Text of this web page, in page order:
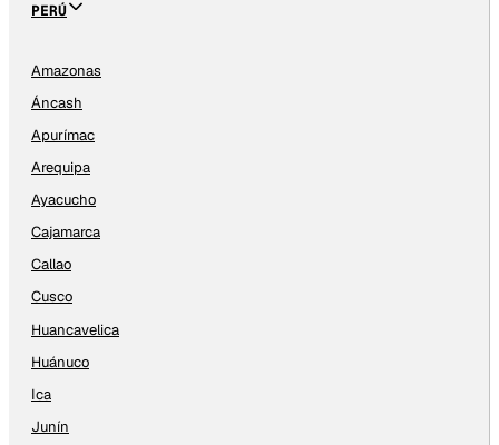
PERÚ
Amazonas
Áncash
Apurímac
Arequipa
Ayacucho
Cajamarca
Callao
Cusco
Huancavelica
Huánuco
Ica
Junín